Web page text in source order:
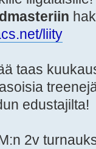
liity
taas
edustajilta!
2v